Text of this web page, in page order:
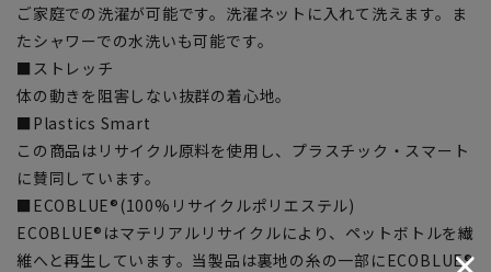
ご家庭での洗濯が可能です。洗濯ネットに入れて洗えます。ま
たシャワーでの水洗いも可能です。
■ストレッチ
体の動きを阻害しない抜群の着心地。
■Plastics Smart
この商品はリサイクル原料を使用し、プラスチック・スマート
に賛同しています。
■ECOBLUE®(100%リサイクルポリエステル)
ECOBLUE®はマテリアルリサイクルにより、ペットボトルを繊
維へと再生しています。当製品は裏地の糸の一部にECOBLUE®